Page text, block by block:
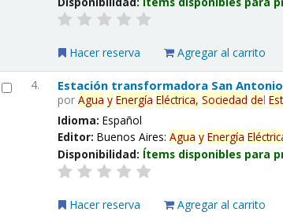
Hacer reserva Agregar al carrito
4. Estación transformadora San
porAgua y Energía Eléctrica, Sociedad del
Idioma:Español
Editor:Buenos Aires:Agua y Energía
Disponibilidad: Ítems disponibles para
Hacer reserva Agregar al carrito